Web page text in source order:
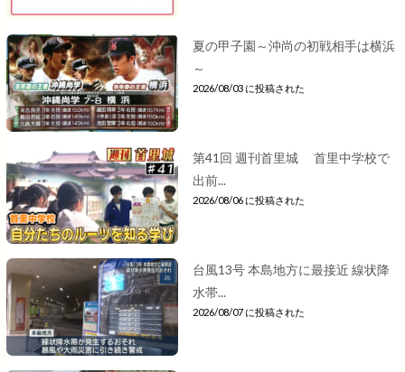
夏の甲子園～沖尚の初戦相手は横浜
～
2026/08/03 に投稿された
第41回 週刊首里城 首里中学校で
出前...
2026/08/06 に投稿された
台風13号 本島地方に最接近 線状降
水帯...
2026/08/07 に投稿された